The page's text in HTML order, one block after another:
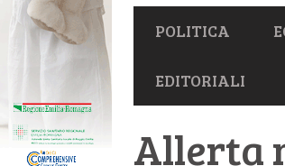
NAVIGAZIONE
PRIMARIA
POLITICA
EDITORIALI
Allerta